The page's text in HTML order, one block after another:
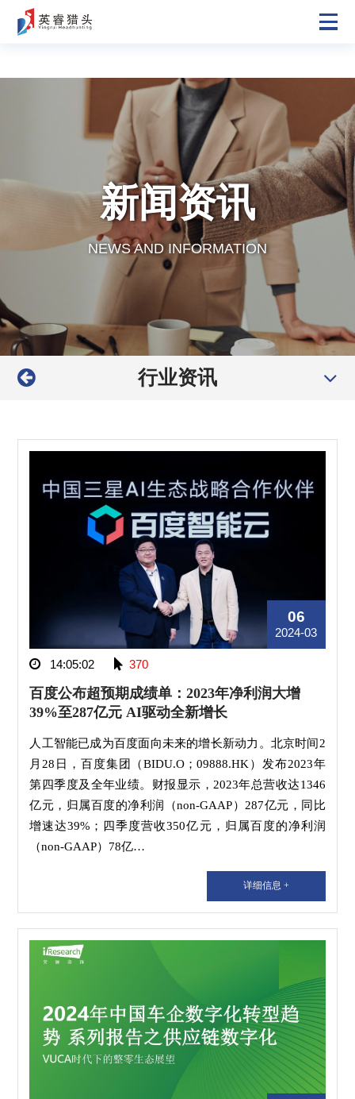
新闻资讯
NEWS AND INFORMATION
行业资讯
06
2024-03
14:05:02 370
百度公布超预期成绩单：2023年净利润大增
39%至287亿元 AI驱动全新增长
人工智能已成为百度面向未来的增长新动力。北京时间2
月28日，百度集团（BIDU.O；09888.HK）发布2023年
第四季度及全年业绩。财报显示，2023年总营收达1346
亿元，归属百度的净利润（non-GAAP）287亿元，同比
增速达39%；四季度营收350亿元，归属百度的净利润
（non-GAAP）78亿…
详细信息 +